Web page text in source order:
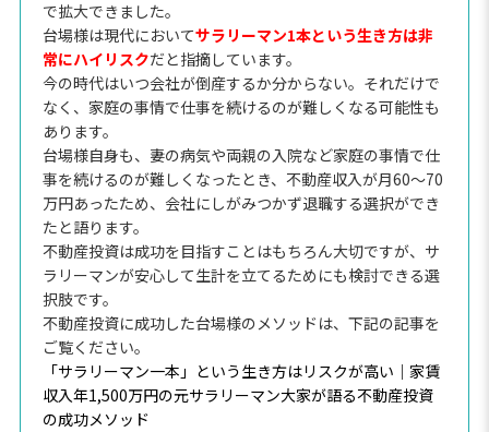
で拡大できました。
台場様は現代においてサラリーマン1本という生き方は非
常にハイリスクだと指摘しています。
今の時代はいつ会社が倒産するか分からない。それだけで
なく、家庭の事情で仕事を続けるのが難しくなる可能性も
あります。
台場様自身も、妻の病気や両親の入院など家庭の事情で仕
事を続けるのが難しくなったとき、不動産収入が月60〜70
万円あったため、会社にしがみつかず退職する選択ができ
たと語ります。
不動産投資は成功を目指すことはもちろん大切ですが、サ
ラリーマンが安心して生計を立てるためにも検討できる選
択肢です。
不動産投資に成功した台場様のメソッドは、下記の記事を
ご覧ください。
「サラリーマン一本」という生き方はリスクが高い｜家賃
収入年1,500万円の元サラリーマン大家が語る不動産投資
の成功メソッド